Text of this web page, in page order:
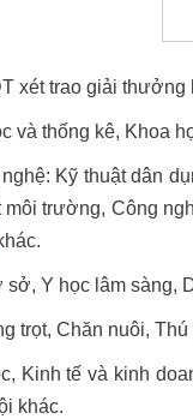
xét trao giải thưởng
và thống kê, Khoa
Kỹ thuật dân
môi trường, Công
Y học lâm sàng,
trọt, Chăn nuôi,
Kinh tế và kinh
khác.